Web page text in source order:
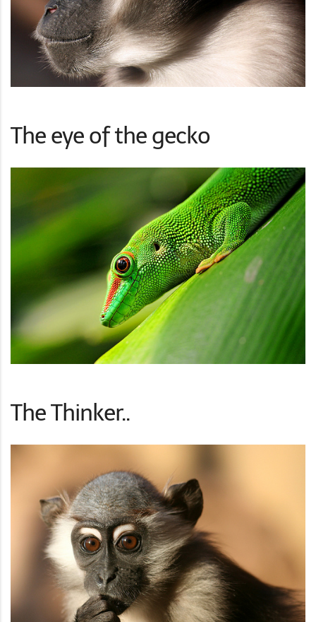
The eye of the gecko
The Thinker..